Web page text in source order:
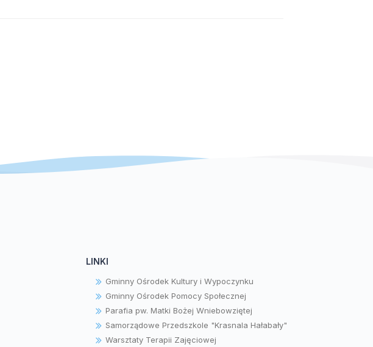
LINKI
Gminny Ośrodek Kultury i Wypoczynku
Gminny Ośrodek Pomocy Społecznej
Parafia pw. Matki Bożej Wniebowziętej
Samorządowe Przedszkole "Krasnala Hałabały"
Warsztaty Terapii Zajęciowej